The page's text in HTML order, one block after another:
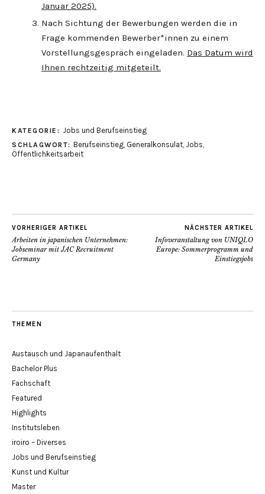
Januar 2025).
Nach Sichtung der Bewerbungen werden die in
Frage kommenden Bewerber*innen zu einem
Vorstellungsgespräch eingeladen. Das Datum wird
Ihnen rechtzeitig mitgeteilt.
KATEGORIE: Jobs und Berufseinstieg
SCHLAGWORT: Berufseinstieg, Generalkonsulat, Jobs,
Öffentlichkeitsarbeit
VORHERIGER ARTIKEL
Arbeiten in japanischen Unternehmen:
Jobseminar mit JAC Recruitment
Germany
NÄCHSTER ARTIKEL
Infoveranstaltung von UNIQLO
Europe: Sommerprogramm und
Einstiegsjobs
THEMEN
Austausch und Japanaufenthalt
Bachelor Plus
Fachschaft
Featured
Highlights
Institutsleben
iroiro – Diverses
Jobs und Berufseinstieg
Kunst und Kultur
Master